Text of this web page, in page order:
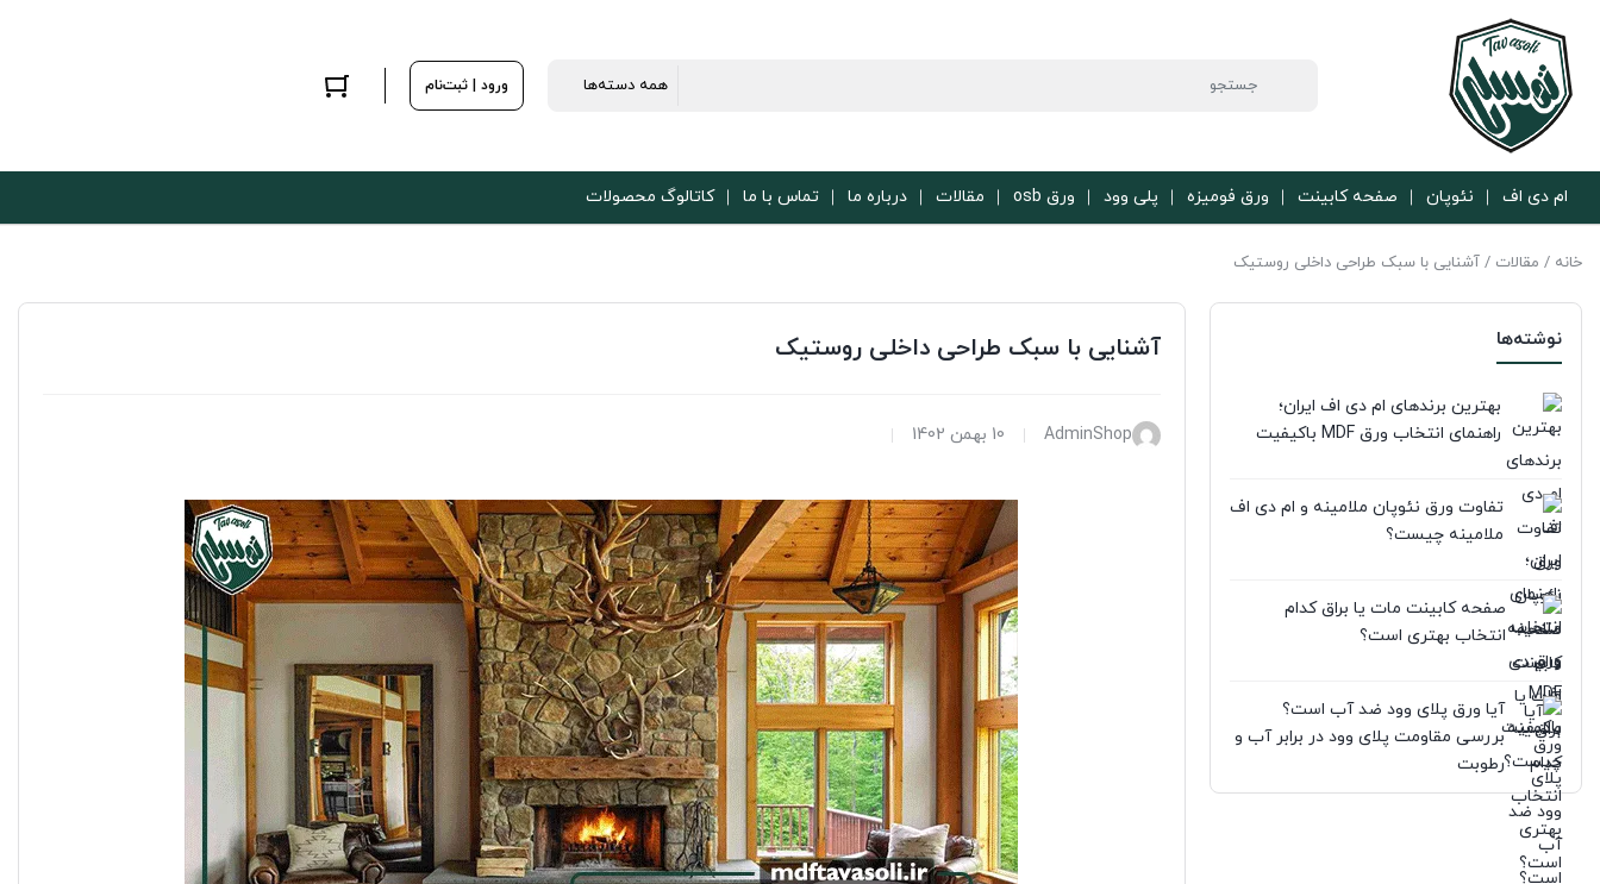
ورود | ثبت‌نام
ام دی اف نئوپان صفحه کابینت ورق فومیزه پلی وود ورق osb مقالات درباره ما تماس با ما کاتالوگ محصولات
خانه / مقالات / آشنایی با سبک طراحی داخلی روستیک
نوشته‌ها
بهترین برندهای ام دی اف ایران؛
راهنمای انتخاب ورق MDF باکیفیت
تفاوت ورق نئوپان ملامینه و ام دی اف
ملامینه چیست؟
صفحه کابینت مات یا براق کدام
انتخاب بهتری است؟
آیا ورق پلای وود ضد آب است؟
بررسی مقاومت پلای وود در برابر آب و
رطوبت
آشنایی با سبک طراحی داخلی روستیک
AdminShop 10 بهمن 1402